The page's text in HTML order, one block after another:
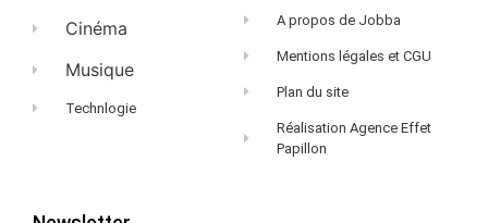
Cinéma
Musique
Technlogie
A propos de Jobba
Mentions légales et CGU
Plan du site
Réalisation Agence Effet
Papillon